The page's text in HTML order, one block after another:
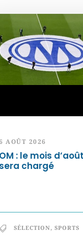
AOÛT 2026
OM : le mois d’août
sera chargé
SÉLECTION, SPORTS